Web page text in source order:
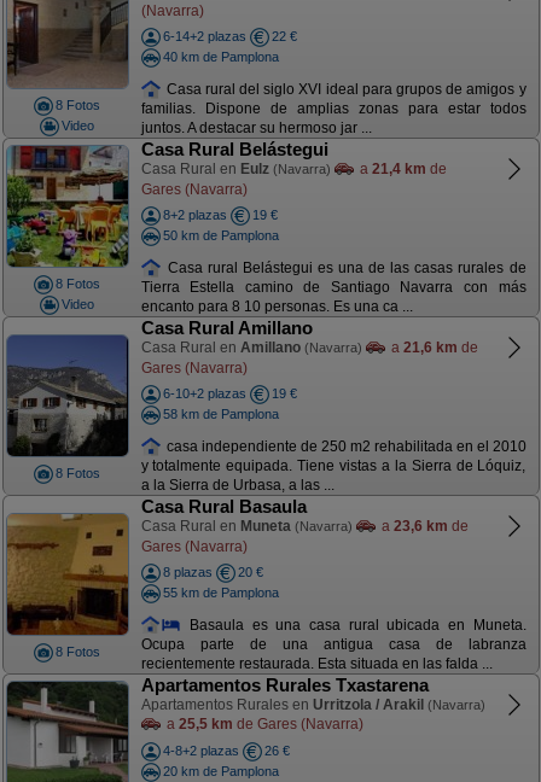
8 Fotos
Video
(Navarra)
6-14+2 plazas
22 €
40 km de Pamplona
Casa rural del siglo XVI ideal para grupos de amigos y
familias. Dispone de amplias zonas para estar todos
juntos. A destacar su hermoso jar ...
8 Fotos
Video
Casa Rural Belástegui
Casa Rural en Eulz (Navarra) a 21,4 km de
Gares (Navarra)
8+2 plazas
19 €
50 km de Pamplona
Casa rural Belástegui es una de las casas rurales de
Tierra Estella camino de Santiago Navarra con más
encanto para 8 10 personas. Es una ca ...
8 Fotos
Casa Rural Amillano
Casa Rural en Amillano (Navarra) a 21,6 km de
Gares (Navarra)
6-10+2 plazas
19 €
58 km de Pamplona
casa independiente de 250 m2 rehabilitada en el 2010
y totalmente equipada. Tiene vistas a la Sierra de Lóquiz,
a la Sierra de Urbasa, a las ...
8 Fotos
Casa Rural Basaula
Casa Rural en Muneta (Navarra) a 23,6 km de
Gares (Navarra)
8 plazas
20 €
55 km de Pamplona
Basaula es una casa rural ubicada en Muneta.
Ocupa parte de una antigua casa de labranza
recientemente restaurada. Esta situada en las falda ...
Apartamentos Rurales Txastarena
Apartamentos Rurales en Urritzola / Arakil (Navarra)
a 25,5 km de Gares (Navarra)
4-8+2 plazas
26 €
20 km de Pamplona